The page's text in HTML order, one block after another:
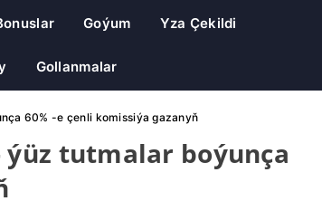
Goýum Yza Çekildi
Gollanmalar
60% -e çenli komissiýa gazanyň
ýüz tutmalar boýunça